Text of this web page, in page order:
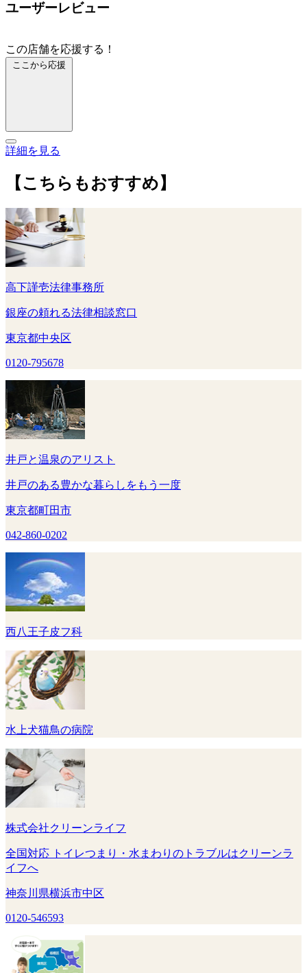
ユーザーレビュー
この店舗を応援する！
ここから応援
詳細を見る
【こちらもおすすめ】
高下謹壱法律事務所
銀座の頼れる法律相談窓口
東京都中央区
0120-795678
井戸と温泉のアリスト
井戸のある豊かな暮らしをもう一度
東京都町田市
042-860-0202
西八王子皮フ科
水上犬猫鳥の病院
株式会社クリーンライフ
全国対応 トイレつまり・水まわりのトラブルはクリーンラ
イフへ
神奈川県横浜市中区
0120-546593